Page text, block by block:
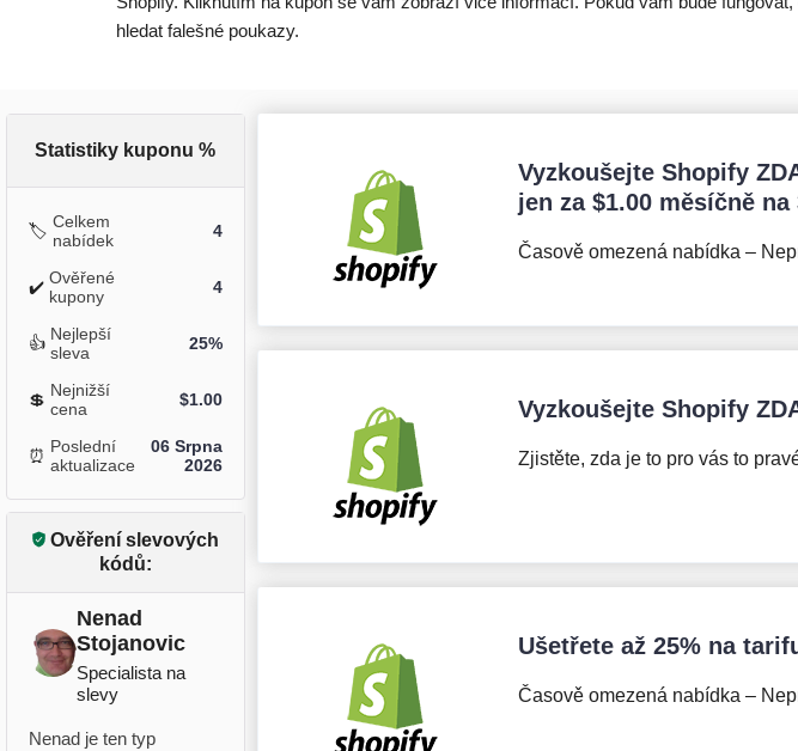
hledat falešné poukazy.
Statistiky kuponu %
🏷️ Celkem
nabídek
4
✔️ Ověřené
kupony
4
👍 Nejlepší
sleva
25%
💲 Nejnižší
cena
$1.00
⏰ Poslední
aktualizace
06 Srpna
2026
Ověření slevových
kódů:
Nenad
Stojanovic
Specialista na
slevy
Nenad je ten typ
Vyzkoušejte Shopify
jen za$1.00 měsíčně na
Časově omezená nabídka –
Vyzkoušejte Shopify
Zjistěte, zda je to pro vás to
Ušetřete až 25% na
Časově omezená nabídka –